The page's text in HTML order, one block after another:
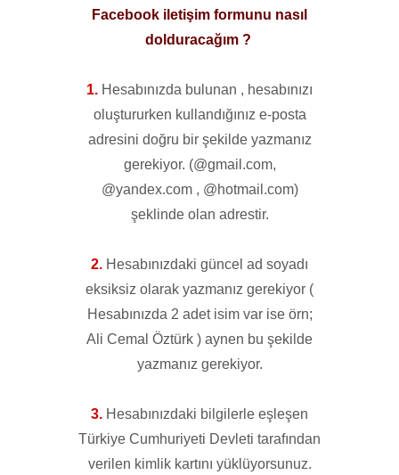
Facebook iletişim formunu nasıl
dolduracağım ?
1. Hesabınızda bulunan , hesabınızı
oluştururken kullandığınız e-posta
adresini doğru bir şekilde yazmanız
gerekiyor. (@gmail.com,
@yandex.com , @hotmail.com)
şeklinde olan adrestir.
2. Hesabınızdaki güncel ad soyadı
eksiksiz olarak yazmanız gerekiyor (
Hesabınızda 2 adet isim var ise örn;
Ali Cemal Öztürk ) aynen bu şekilde
yazmanız gerekiyor.
3. Hesabınızdaki bilgilerle eşleşen
Türkiye Cumhuriyeti Devleti tarafından
verilen kimlik kartını yüklüyorsunuz.